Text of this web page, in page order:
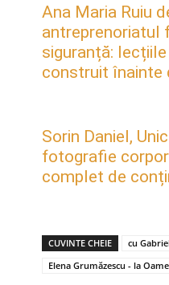
Ana Maria Ruiu
antreprenoriatul
siguranță:
construit înainte
Sorin Daniel,
fotografie
complet de
CUVINTE CHEIE
cu
Elena Grumăzescu - la